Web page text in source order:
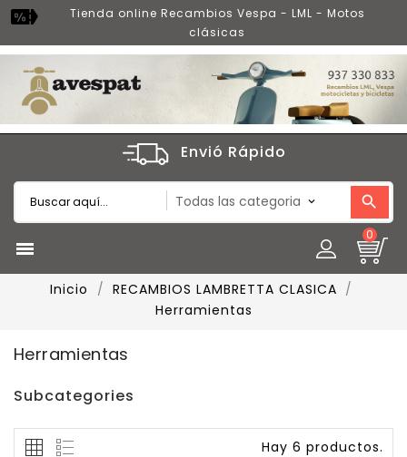
Tienda online Recambios Vespa - LML - Motos
clásicas
Envió Rápido

0
Inicio
RECAMBIOS LAMBRETTA CLASICA
Herramientas
Herramientas
Subcategories
Hay 6 productos.